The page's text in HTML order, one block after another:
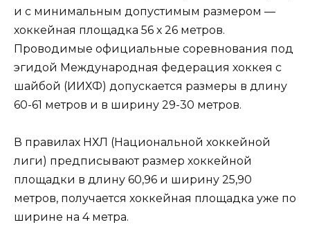
и с минимальным допустимым размером —
хоккейная площадка 56 х 26 метров.
Проводимые официальные соревнования под
эгидой Международная федерация хоккея с
шайбой (ИИХФ) допускается размеры в длину
60-61 метров и в ширину 29-30 метров.
В правилах НХЛ (Национальной хоккейной
лиги) предписывают размер хоккейной
площадки в длину 60,96 и ширину 25,90
метров, получается хоккейная площадка уже по
ширине на 4 метра.